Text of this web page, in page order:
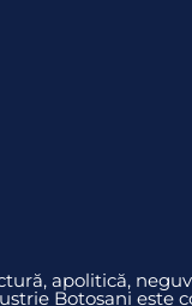
apolitică,
Botoșani este